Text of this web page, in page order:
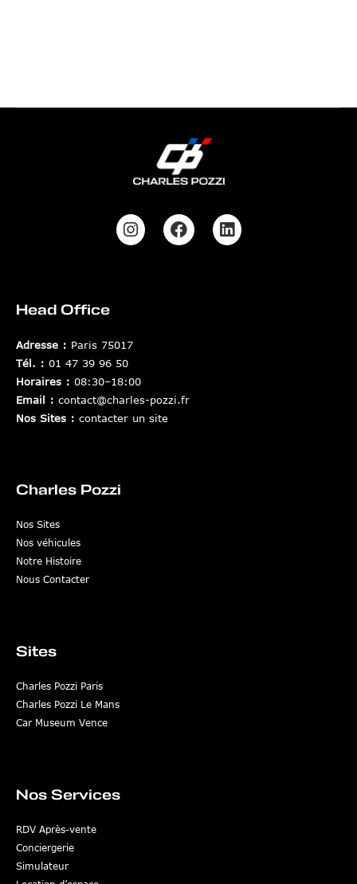
Head Office
Adresse : Paris 75017
Tél. : 01 47 39 96 50
Horaires : 08:30–18:00
Email : contact@charles-pozzi.fr
Nos Sites : contacter un site
Charles Pozzi
Nos Sites
Nos véhicules
Notre Histoire
Nous Contacter
Sites
Charles Pozzi Paris
Charles Pozzi Le Mans
Car Museum Vence
Nos Services
RDV Après-vente
Conciergerie
Simulateur